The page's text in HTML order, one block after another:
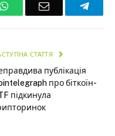
WhatsAppEmail
СТАТТЯ
публікація
про біткоїн-
підкинула